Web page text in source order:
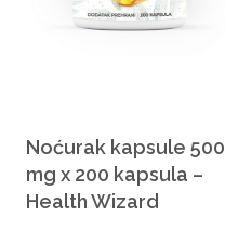
Noćurak kapsule 500
mg x 200 kapsula –
Health Wizard